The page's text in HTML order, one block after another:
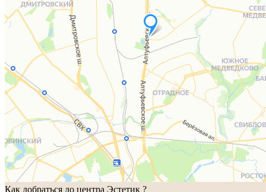
Подробнее
Как добраться до центра Эстетик ?